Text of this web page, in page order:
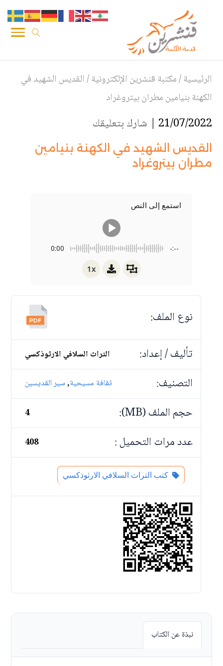
الرئيسية/مكتبة قنشرين الإلكترونية/القديس الشهيد في
الكهنة بنيامين مطران بيتروغراد
21/07/2022 | شارك بتعليقك
القديس الشهيد في الكهنة بنيامين
مطران بيتروغراد
استمع إلى النص
0:00 -:--
1x
نوع الملف:
تأليف / إعداد:
التراث السلافي الارثوذكسي
التصنيف: ثقافة مسيحية,سير القديسين
حجم الملف (MB): 4
عدد مرات التحميل : 408
كتب التراث السلافي الارثوذكسي
نبذة عن الكتاب